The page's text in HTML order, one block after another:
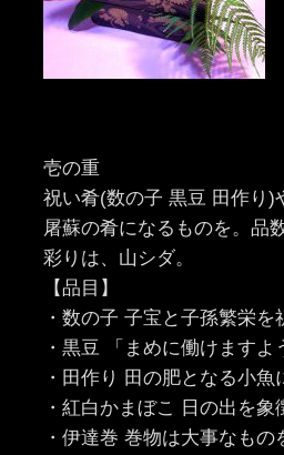
壱の重
祝い肴(数の子 黒豆 田作り)
屠蘇の肴になるものを。品
彩りは、山シダ。
【品目】
・数の子 子宝と子孫繁栄を
・黒豆 「まめに働けます
・田作り 田の肥となる小
・紅白かまぼこ 日の出を
・伊達巻 巻物は大事なもの